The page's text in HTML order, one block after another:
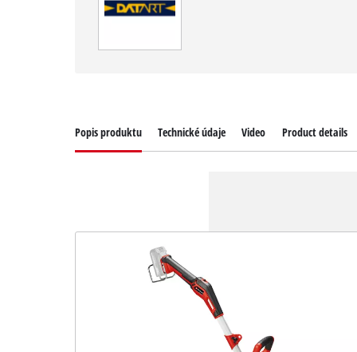
Popis produktu Technické údaje Video Product details